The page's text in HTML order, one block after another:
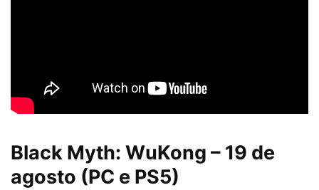
Black Myth: WuKong – 19 de
agosto (PC e PS5)